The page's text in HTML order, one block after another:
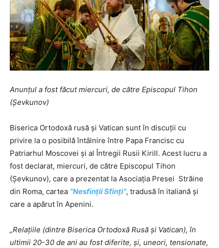
Anunțul a fost făcut miercuri, de către Episcopul Tihon
(Șevkunov)
Biserica Ortodoxă rusă și Vatican sunt în discuții cu
privire la o posibilă întâlnire între Papa Francisc cu
Patriarhul Moscovei și al Întregii Rusii Kirill. Acest lucru a
fost declarat, miercuri, de către Episcopul Tihon
(Șevkunov), care a prezentat la Asociația Presei Străine
din Roma, cartea ”Nesfinții Sfinți”, tradusă în italiană și
care a apărut în Apenini.
„Relațiile (dintre Biserica Ortodoxă Rusă și Vatican), în
ultimii 20-30 de ani au fost diferite, și, uneori, tensionate,